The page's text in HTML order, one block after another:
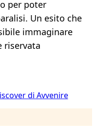
per poter
Un esito che
immaginare
riservata
di Avvenire